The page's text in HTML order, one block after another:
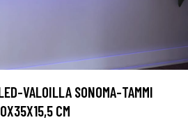
VALOILLA SONOMA-TAMMI
CM